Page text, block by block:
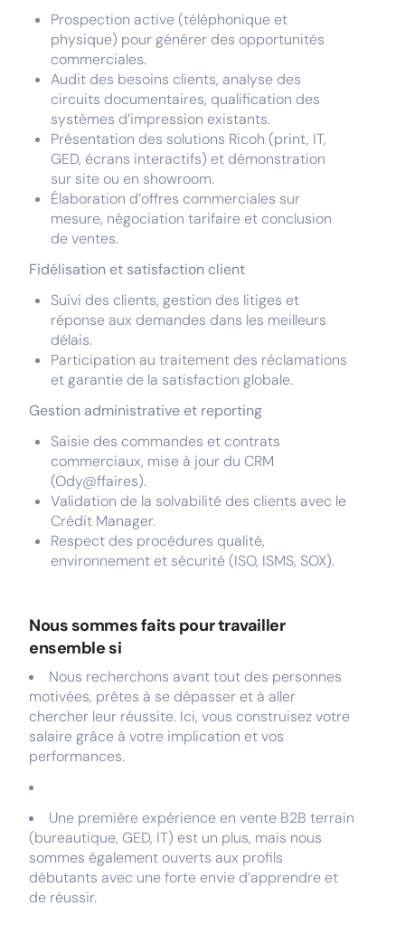
Prospection active (téléphonique et
physique) pour générer des opportunités
commerciales.
Audit des besoins clients, analyse des
circuits documentaires, qualification des
systèmes d’impression existants.
Présentation des solutions Ricoh (print, IT,
GED, écrans interactifs) et démonstration
sur site ou en showroom.
Élaboration d’offres commerciales sur
mesure, négociation tarifaire et conclusion
de ventes.
Fidélisation et satisfaction client
Suivi des clients, gestion des litiges et
réponse aux demandes dans les meilleurs
délais.
Participation au traitement des réclamations
et garantie de la satisfaction globale.
Gestion administrative et reporting
Saisie des commandes et contrats
commerciaux, mise à jour du CRM
(Ody@ffaires).
Validation de la solvabilité des clients avec le
Crédit Manager.
Respect des procédures qualité,
environnement et sécurité (ISO, ISMS, SOX).
Nous sommes faits pour travailler
ensemble si
Nous recherchons avant tout des personnes
motivées, prêtes à se dépasser et à aller
chercher leur réussite. Ici, vous construisez votre
salaire grâce à votre implication et vos
performances.
Une première expérience en vente B2B terrain
(bureautique, GED, IT) est un plus, mais nous
sommes également ouverts aux profils
débutants avec une forte envie d’apprendre et
de réussir.